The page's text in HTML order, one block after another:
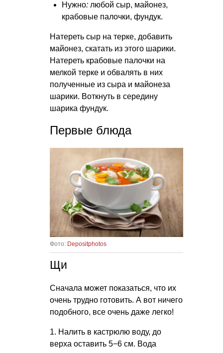
Нужно: любой сыр, майонез,
крабовые палочки, фундук.
Натереть сыр на терке, добавить
майонез, скатать из этого шарики.
Натереть крабовые палочки на
мелкой терке и обвалять в них
полученные из сыра и майонеза
шарики. Воткнуть в середину
шарика фундук.
Первые блюда
Фото: Depositphotos
Щи
Сначала может показаться, что их
очень трудно готовить. А вот ничего
подобного, все очень даже легко!
1. Налить в кастрюлю воду, до
верха оставить 5−6 см. Вода